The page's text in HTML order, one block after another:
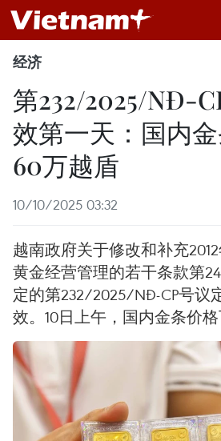
经济
第232/2025/NĐ-
效第一天：国内
60万越盾
10/10/2025 03:32
越南政府关于修改和补充
黄金经营管理的若干条款第
定的第232/2025/NĐ-CP号议
效。10日上午，国内金条价格